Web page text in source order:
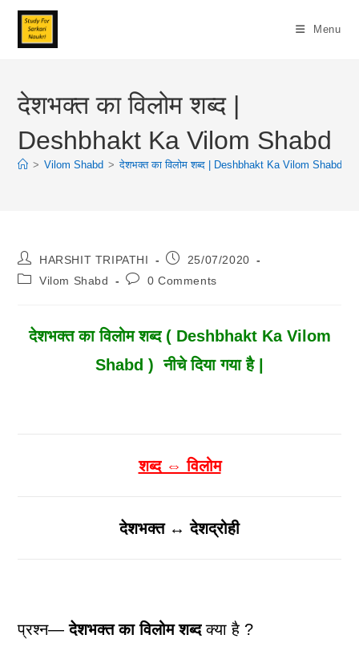
Skip
Content
Menu
देशभक्त का विलोम शब्द |
Deshbhakt Ka Vilom Shabd
> Vilom Shabd > देशभक्त का विलोम शब्द | Deshbhakt Ka Vilom Shabd
Post
Author:
HARSHIT TRIPATHI
Post25/07/2020
PostVilom Shabd
Post0 Comments
देशभक्त का विलोम शब्द ( Deshbhakt Ka Vilom
Shabd ) नीचे दिया गया है |
शब्द ⇔ विलोम
देशभक्त ↔ देशद्रोही
प्रश्न—देशभक्तका विलोम शब्दक्या है ?